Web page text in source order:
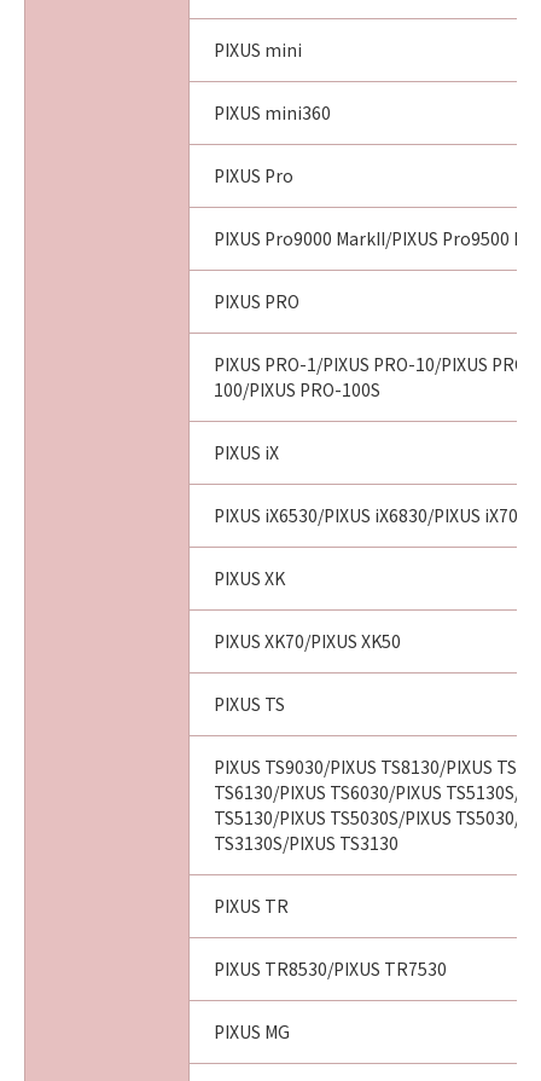
PIXUS mini
PIXUS mini360
PIXUS Pro
PIXUS Pro9000 MarkII/PIXUS Pro9500
PIXUS PRO
PIXUS PRO-1/PIXUS PRO-10/PIXUS PRO-
100/PIXUS PRO-100S
PIXUS iX
PIXUS iX6530/PIXUS iX6830/PIXUS iX7000
PIXUS XK
PIXUS XK70/PIXUS XK50
PIXUS TS
PIXUS TS9030/PIXUS TS8130/PIXUS
TS6130/PIXUS TS6030/PIXUS TS5130S/
TS5130/PIXUS TS5030S/PIXUS TS5030/
TS3130S/PIXUS TS3130
PIXUS TR
PIXUS TR8530/PIXUS TR7530
PIXUS MG